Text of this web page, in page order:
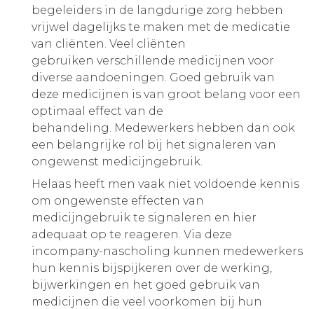
begeleiders in de langdurige zorg hebben
vrijwel dagelijks te maken met de medicatie
van cliënten. Veel cliënten
gebruiken verschillende medicijnen voor
diverse aandoeningen. Goed gebruik van
deze medicijnen is van groot belang voor een
optimaal effect van de
behandeling. Medewerkers hebben dan ook
een belangrijke rol bij het signaleren van
ongewenst medicijngebruik.
Helaas heeft men vaak niet voldoende kennis
om ongewenste effecten van
medicijngebruik te signaleren en hier
adequaat op te reageren. Via deze
incompany-nascholing kunnen medewerkers
hun kennis bijspijkeren over de werking,
bijwerkingen en het goed gebruik van
medicijnen die veel voorkomen bij hun